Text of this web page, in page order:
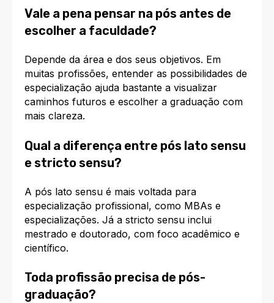
Vale a pena pensar na pós antes de
escolher a faculdade?
Depende da área e dos seus objetivos. Em
muitas profissões, entender as possibilidades de
especialização ajuda bastante a visualizar
caminhos futuros e escolher a graduação com
mais clareza.
Qual a diferença entre pós lato sensu
e stricto sensu?
A pós lato sensu é mais voltada para
especialização profissional, como MBAs e
especializações. Já a stricto sensu inclui
mestrado e doutorado, com foco acadêmico e
científico.
Toda profissão precisa de pós-
graduação?